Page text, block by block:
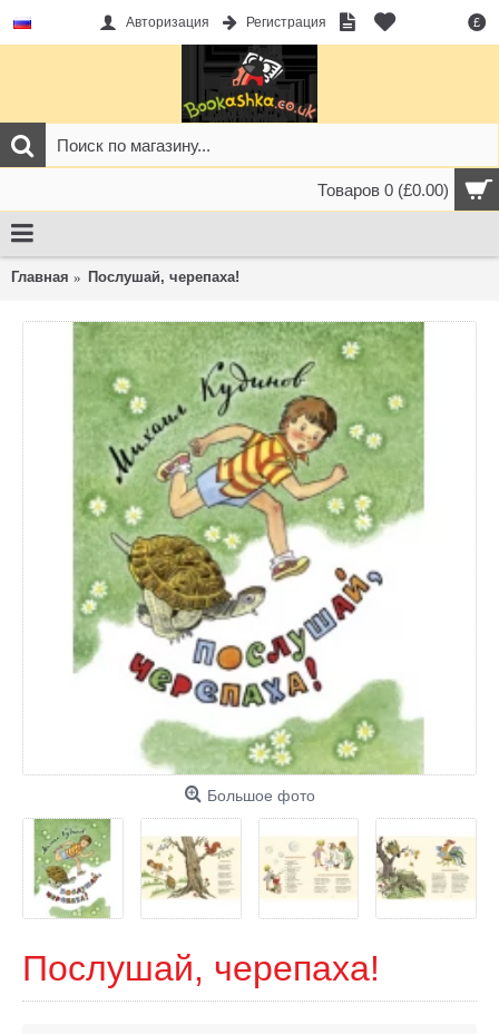
£
Авторизация Регистрация
Товаров 0 (£0.00)
Главная Послушай, черепаха!
Большое фото
Послушай, черепаха!